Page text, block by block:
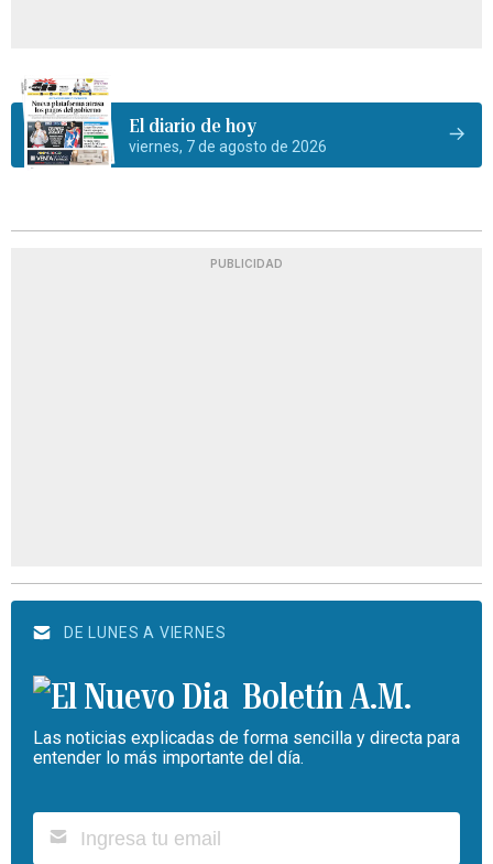
El diario de hoy
viernes, 7 de agosto de 2026
PUBLICIDAD
DE LUNES A VIERNES
Boletín A.M.
Las noticias explicadas de forma sencilla y directa para
entender lo más importante del día.